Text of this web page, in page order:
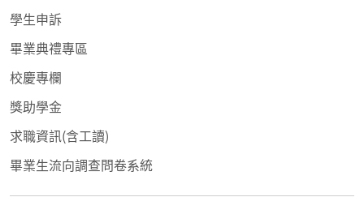
學生申訴
畢業典禮專區
校慶專欄
獎助學金
求職資訊(含工讀)
畢業生流向調查問卷系統